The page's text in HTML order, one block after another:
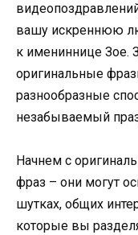
вашу искреннюю
к имениннице Зое.
оригинальные
разнообразные
незабываемый
Начнем с
фраз – они могут
шутках, общих
которые вы